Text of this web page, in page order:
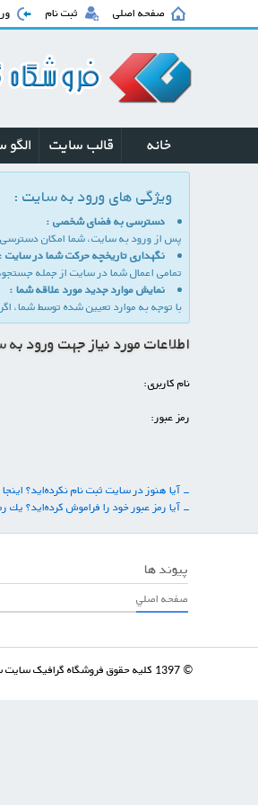
صفحه اصلی ثبت نام
خانه قالب سایت
ویژگی های ورود به سایت :
دسترسی به فضای شخصی :
پس از ورود به سایت، شما امكان
نگهداری تاریخچه حركت شما در سایت :
تمامی اعمال شما در سایت از جمله
نمایش موارد جدید مورد علاقه شما :
با توجه به موارد تعیین شده توسط شما،
اطلاعات مورد نیاز جهت ورود
نام كاربری:
رمز عبور:
- آیا هنوز در سایت ثبت نام نكرده‌اید؟
- آیا رمز عبور خود را فراموش كرده‌اید؟ یك
پیوند ها
صفحه اصلي
© 1397 کلیه حقوق فروشگاه گرافیک سایت